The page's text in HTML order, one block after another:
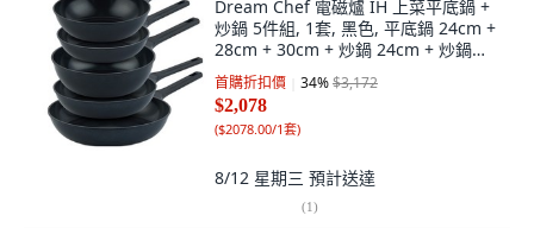
Dream Chef 電磁爐 IH 上菜平底鍋 +
炒鍋 5件組, 1套, 黑色, 平底鍋 24cm +
28cm + 30cm + 炒鍋 24cm + 炒鍋
28cm
首購折扣價 34%$3,172
$2,078
($2078.00/1套)
8/12 星期三 預計送達
(1)